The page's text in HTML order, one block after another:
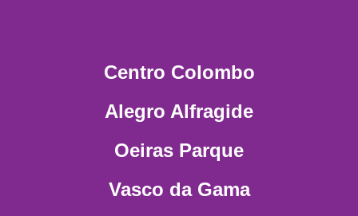
Centro Colombo
Alegro Alfragide
Oeiras Parque
Vasco da Gama